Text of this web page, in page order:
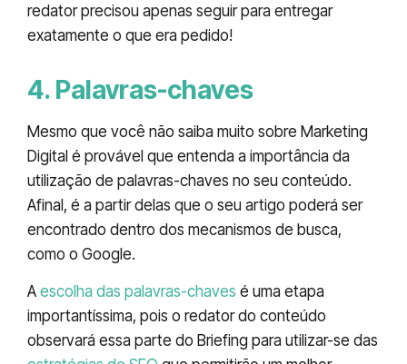
redator precisou apenas seguir para entregar
exatamente o que era pedido!
4. Palavras-chaves
Mesmo que você não saiba muito sobre Marketing
Digital é provável que entenda a importância da
utilização de palavras-chaves no seu conteúdo.
Afinal, é a partir delas que o seu artigo poderá ser
encontrado dentro dos mecanismos de busca,
como o Google.
A escolha das palavras-chaves é uma etapa
importantíssima, pois o redator do conteúdo
observará essa parte do Briefing para utilizar-se das